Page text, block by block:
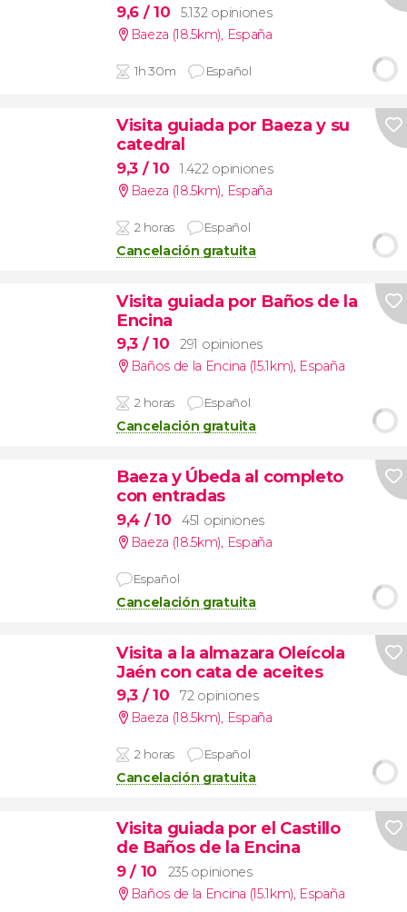
9,6 / 10
5.132 opiniones
Baeza (18.5km), España
1h 30m Español
Visita guiada por Baeza y su
catedral
9,3 / 10
1.422 opiniones
Baeza (18.5km), España
2 horas Español
Cancelación gratuita
Visita guiada por Baños de la
Encina
9,3 / 10
291 opiniones
Baños de la Encina (15.1km), España
2 horas Español
Cancelación gratuita
Baeza y Úbeda al completo
con entradas
9,4 / 10
451 opiniones
Baeza (18.5km), España
Español
Cancelación gratuita
Visita a la almazara Oleícola
Jaén con cata de aceites
9,3 / 10
72 opiniones
Baeza (18.5km), España
2 horas Español
Cancelación gratuita
Visita guiada por el Castillo
de Baños de la Encina
9/ 10
235 opiniones
Baños de la Encina (15.1km), España